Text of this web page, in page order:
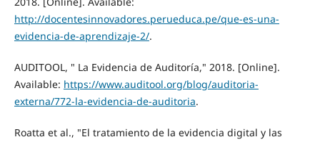
http://docentesinnovadores.perueduca.pe/que-es-una-
evidencia-de-aprendizaje-2/.
AUDITOOL, " La Evidencia de Auditoría," 2018. [Online].
Available: https://www.auditool.org/blog/auditoria-
externa/772-la-evidencia-de-auditoria.
Roatta et al., "El tratamiento de la evidencia digital y las